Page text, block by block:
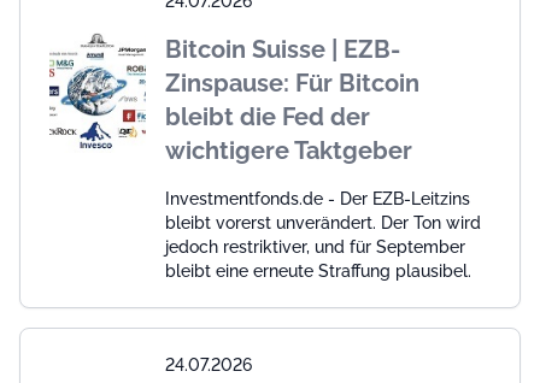
Bitcoin Suisse | EZB-
Zinspause: Für Bitcoin
bleibt die Fed der
wichtigere Taktgeber
Investmentfonds.de - Der EZB-Leitzins
bleibt vorerst unverändert. Der Ton wird
jedoch restriktiver, und für September
bleibt eine erneute Straffung plausibel.
24.07.2026